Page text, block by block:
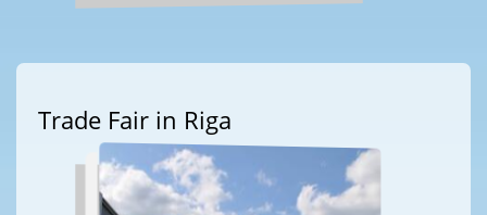
Trade Fair in Riga